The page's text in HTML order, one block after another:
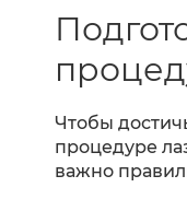
Чтобы
процедуре
важно